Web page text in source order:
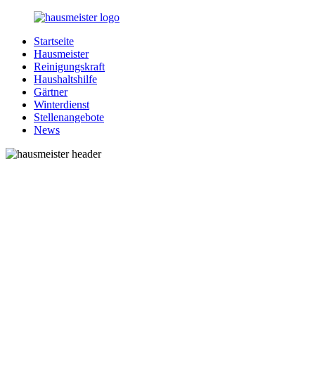
Zurück
Inhalt
Hausmeister.de
Alles
rund
Ihren
Haushalt
Startseite
Hausmeister
Reinigungskraft
Haushaltshilfe
Gärtner
Winterdienst
Stellenangebote
News